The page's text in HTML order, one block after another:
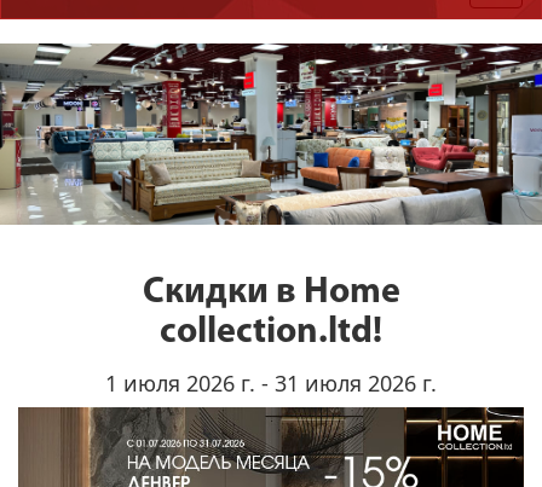
Скидки в Home
collection.ltd!
1 июля 2026 г. - 31 июля 2026 г.